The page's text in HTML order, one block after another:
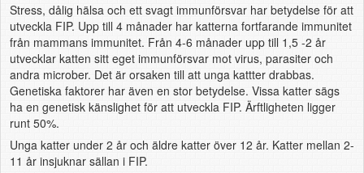
Stress, dålig hälsa och ett svagt immunförsvar har betydelse för att
utveckla FIP. Upp till 4 månader har katterna fortfarande immunitet
från mammans immunitet. Från 4-6 månader upp till 1,5 -2 år
utvecklar katten sitt eget immunförsvar mot virus, parasiter och
andra microber. Det är orsaken till att unga kattter drabbas.
Genetiska faktorer har även en stor betydelse. Vissa katter sägs
ha en genetisk känslighet för att utveckla FIP. Ärftligheten ligger
runt 50%.
Unga katter under 2 år och äldre katter över 12 år. Katter mellan 2-
11 år insjuknar sällan i FIP.